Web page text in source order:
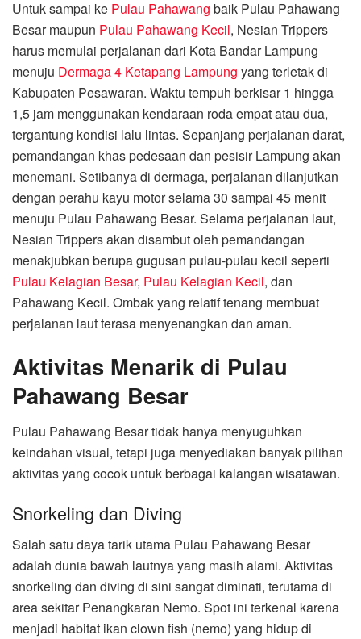
Untuk sampai ke Pulau Pahawang baik Pulau Pahawang
Besar maupun Pulau Pahawang Kecil, Nesian Trippers
harus memulai perjalanan dari Kota Bandar Lampung
menuju Dermaga 4 Ketapang Lampung yang terletak di
Kabupaten Pesawaran. Waktu tempuh berkisar 1 hingga
1,5 jam menggunakan kendaraan roda empat atau dua,
tergantung kondisi lalu lintas. Sepanjang perjalanan darat,
pemandangan khas pedesaan dan pesisir Lampung akan
menemani. Setibanya di dermaga, perjalanan dilanjutkan
dengan perahu kayu motor selama 30 sampai 45 menit
menuju Pulau Pahawang Besar. Selama perjalanan laut,
Nesian Trippers akan disambut oleh pemandangan
menakjubkan berupa gugusan pulau-pulau kecil seperti
Pulau Kelagian Besar, Pulau Kelagian Kecil, dan
Pahawang Kecil. Ombak yang relatif tenang membuat
perjalanan laut terasa menyenangkan dan aman.
Aktivitas Menarik di Pulau
Pahawang Besar
Pulau Pahawang Besar tidak hanya menyuguhkan
keindahan visual, tetapi juga menyediakan banyak pilihan
aktivitas yang cocok untuk berbagai kalangan wisatawan.
Snorkeling dan Diving
Salah satu daya tarik utama Pulau Pahawang Besar
adalah dunia bawah lautnya yang masih alami. Aktivitas
snorkeling dan diving di sini sangat diminati, terutama di
area sekitar Penangkaran Nemo. Spot ini terkenal karena
menjadi habitat ikan clown fish (nemo) yang hidup di